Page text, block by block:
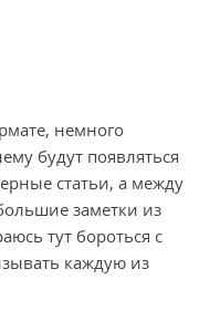
немного
будут появляться
статьи, а между
заметки из
тут бороться с
каждую из